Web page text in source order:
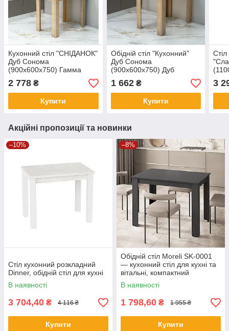
Кухонний стіл "СНІДАНОК"
Дуб Сонома
(900x600x750) Гамма
стиль
2 778 ₴
Купити
Обідній стіл "Кухонний"
Дуб Сонома
(900x600x750) Дуб
Сонома Гамма стиль
1 662₴
Купити
3
Акційні пропозиції та новинки
–10%
Стіл кухонний розкладний
Dinner, обідній стіл для кухні
В наявності
3 704,40 ₴ 4 116 ₴
Купити
–8%
Обідній стіл Moreli SK-0001
— кухонний стіл для кухні та
вітальні, компактний
прямокутний стіл
В наявності
1 798,60 ₴ 1 955 ₴
Купити